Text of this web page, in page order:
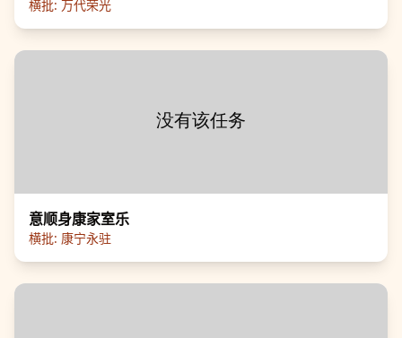
横批: 万代荣光
意顺身康家室乐
横批: 康宁永驻